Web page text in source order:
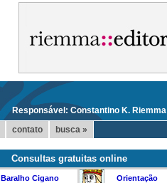
Responsável: Constantino K. Riemma
contato busca »
Consultas gratuitas online
Baralho Cigano Orientação